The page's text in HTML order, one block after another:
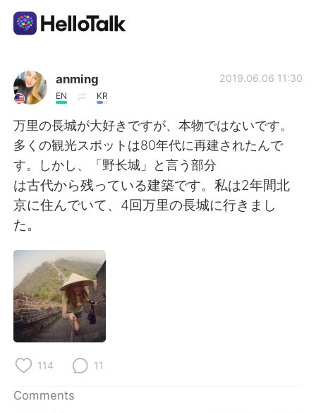
Language Exchange App
AI Grammar Checker
English
简体中文 繁體中文
Español
Français
日本語
Indonesia
anming
EN KR
2019.06.06 11:30
万里の長城が大好きですが、本物ではないです。
多くの観光スポットは80年代に再建されたんで
す。しかし、「野长城」と言う部分
は古代から残っている建築です。私は2年間北
京に住んでいて、4回万里の長城に行きまし
た。
114 11
Comments